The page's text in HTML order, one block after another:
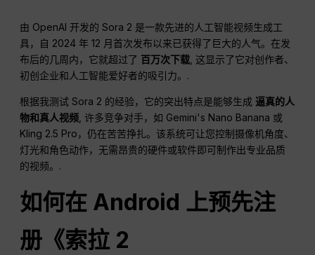
由 OpenAI 开发的 Sora 2 是一款先进的人工智能视频生成工
具，自 2024 年 12 月首次发布以来已获得了巨大的人气。在发
布后的几周内，它就超过了 百万次下载 , 这显示了它对创作者、
初创企业和人工智能爱好者的吸引力。.
根据我测试 Sora 2 的经验，它的突出特点是能够生成 逼真的人
物和真人视频 , 许多竞争对手，如 Gemini's Nano Banana 或
Kling 2.5 Pro，仍在苦苦挣扎。该系统可让您控制摄像机角度、
灯光和角色动作，无需昂贵的硬件或软件即可制作出专业品质
的视频。.
如何在 Android 上预先注
册《索拉 2